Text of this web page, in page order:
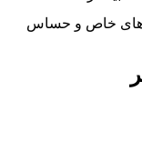
خاص و حساس